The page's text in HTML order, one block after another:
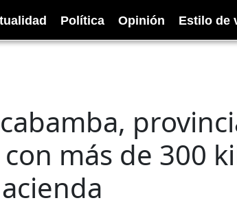
Política Opinión Estilo de
más de 300